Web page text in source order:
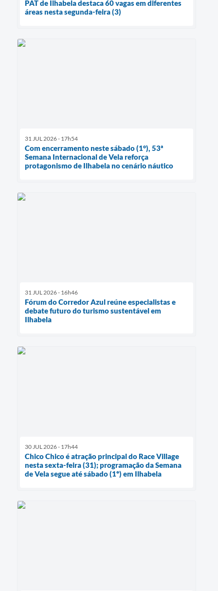
PAT de Ilhabela destaca 60 vagas em diferentes
áreas nesta segunda-feira (3)
31 JUL 2026 - 17h54
Com encerramento neste sábado (1°), 53ª
Semana Internacional de Vela reforça
protagonismo de Ilhabela no cenário náutico
31 JUL 2026 - 16h46
Fórum do Corredor Azul reúne especialistas e
debate futuro do turismo sustentável em
Ilhabela
30 JUL 2026 - 17h44
Chico Chico é atração principal do Race Village
nesta sexta-feira (31); programação da Semana
de Vela segue até sábado (1º) em Ilhabela